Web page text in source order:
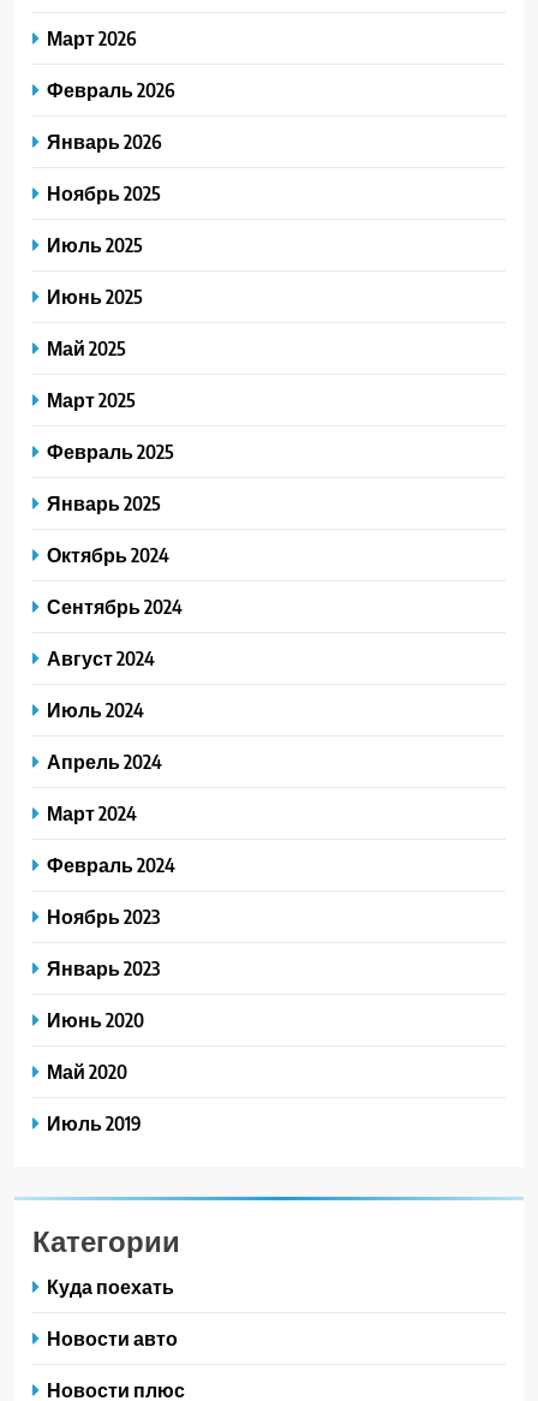
Март 2026
Февраль 2026
Январь 2026
Ноябрь 2025
Июль 2025
Июнь 2025
Май 2025
Март 2025
Февраль 2025
Январь 2025
Октябрь 2024
Сентябрь 2024
Август 2024
Июль 2024
Апрель 2024
Март 2024
Февраль 2024
Ноябрь 2023
Январь 2023
Июнь 2020
Май 2020
Июль 2019
Категории
Куда поехать
Новости авто
Новости плюс